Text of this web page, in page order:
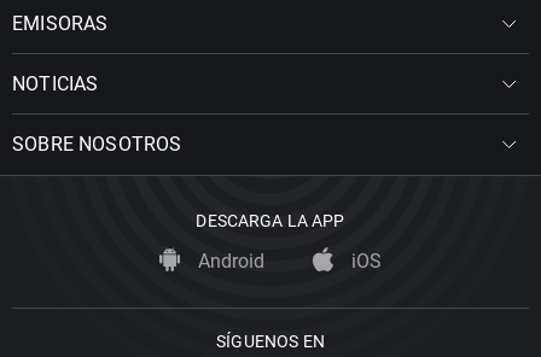
EMISORAS
NOTICIAS
SOBRE NOSOTROS
DESCARGA LA APP
Android iOS
SÍGUENOS EN